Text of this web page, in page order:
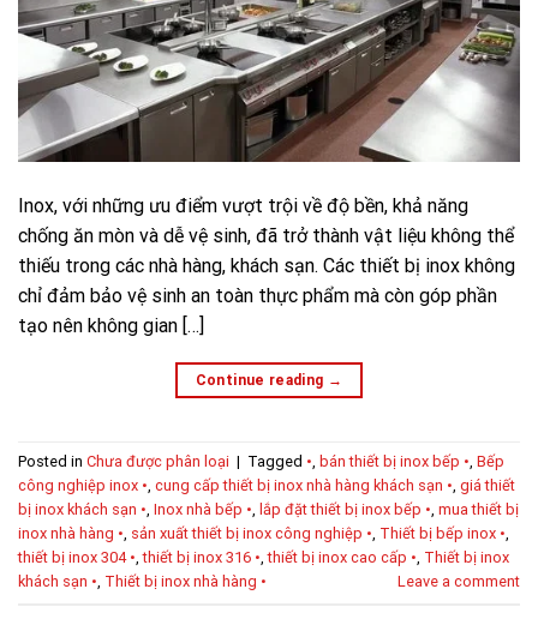
Inox, với những ưu điểm vượt trội về độ bền, khả năng
chống ăn mòn và dễ vệ sinh, đã trở thành vật liệu không thể
thiếu trong các nhà hàng, khách sạn. Các thiết bị inox không
chỉ đảm bảo vệ sinh an toàn thực phẩm mà còn góp phần
tạo nên không gian […]
Continue reading →
Posted in Chưa được phân loại | Tagged •, bán thiết bị inox bếp •, Bếp
công nghiệp inox •, cung cấp thiết bị inox nhà hàng khách sạn •, giá thiết
bị inox khách sạn •, Inox nhà bếp •, lắp đặt thiết bị inox bếp •, mua thiết bị
inox nhà hàng •, sản xuất thiết bị inox công nghiệp •, Thiết bị bếp inox •,
thiết bị inox 304 •,thiết bị inox 316 •,thiết bị inox cao cấp •, Thiết bị inox
khách sạn •, Thiết bị inox nhà hàng • Leave a comment